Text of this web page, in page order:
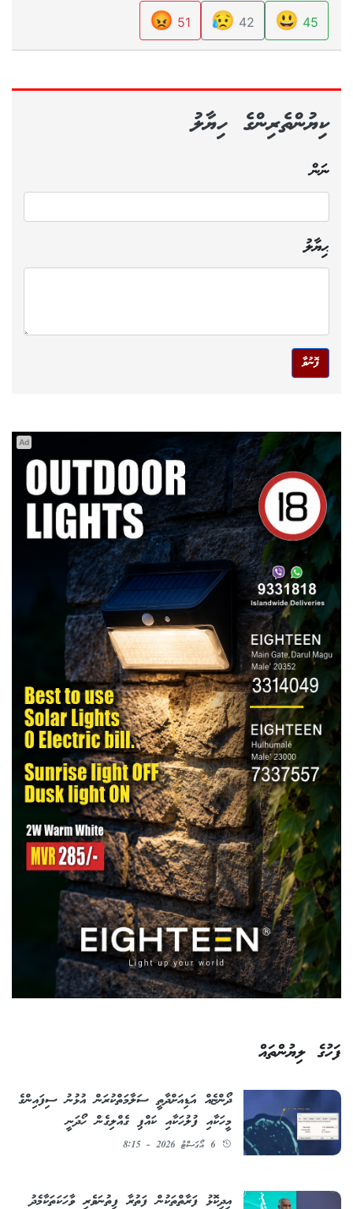
45
😃
42
😥
51
😡
ކިޔުންތެރިންގެ ހިޔާލު
ނަން
ޙިޔާލު
ފޮނުވާ
Ad
ފަހުގެ ލިޔުންތައް
ދޯންޏެއް އަޑިއަށްދާތީ ސަލާމަތްކުރަން އުޅުނު ސިފައިންގެ
މީހަކާއި ފުލުހަކާއި ކައްޕި ގެއްލިގެން ހޯދަނީ
6 އޯގަސްޓު 2026 - 8:15
އިދިކޮޅު ފަރާތްތަކުން ފަތުރާ ފިތުނަވެރި ވާހަކަތަކާމެދު